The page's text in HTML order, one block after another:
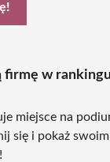
firmę w
miejsce na
się i pokaż